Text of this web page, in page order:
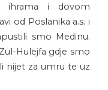
ihrama i dovom
od Poslanika a.s. i
smo Medinu.
Hulejfa gdje smo
nijet za umru te uz